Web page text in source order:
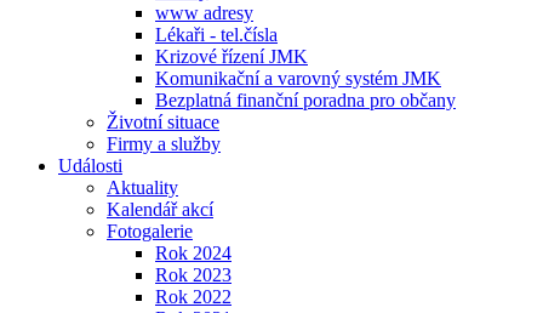
www adresy
Lékaři - tel.čísla
Krizové řízení JMK
Komunikační a varovný systém JMK
Bezplatná finanční poradna pro občany
Životní situace
Firmy a služby
Události
Aktuality
Kalendář akcí
Fotogalerie
Rok 2024
Rok 2023
Rok 2022